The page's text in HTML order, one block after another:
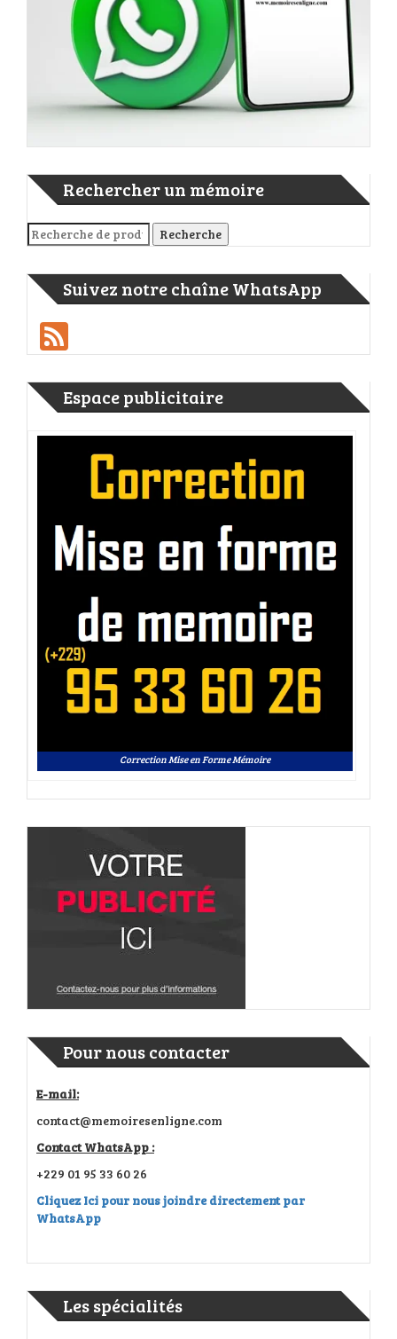
Rechercher un mémoire
Recherche pour : Recherche
Suivez notre chaîne WhatsApp
Espace publicitaire
Correction Mise en Forme Mémoire
Pour nous contacter
E-mail:
contact@memoiresenligne.com
Contact WhatsApp :
+229 01 95 33 60 26
Cliquez Ici pour nous joindre directement par
WhatsApp
Les spécialités